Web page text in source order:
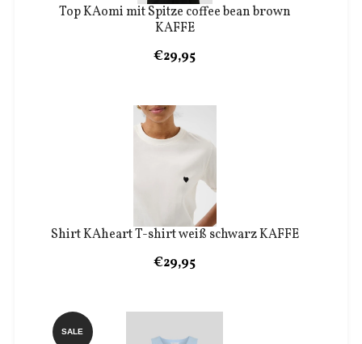
Top KAomi mit Spitze coffee bean brown
KAFFE
€29,95
Shirt KAheart T-shirt weiß schwarz KAFFE
€29,95
SALE